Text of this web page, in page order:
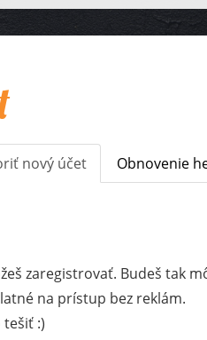
nový účet (aktívna
karta)
Obnovenie
zaregistrovať. Budeš tak
na prístup bez reklám.
tešiť :)